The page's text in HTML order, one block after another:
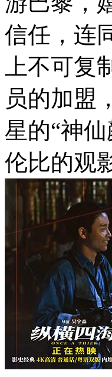
信任，连
上不可
员的加盟
星的“神
伦比的观